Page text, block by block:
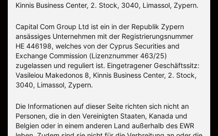
Kinnis Business Center, 2. Stock, 3040, Limassol, Zypern.
Capital Com Group Ltd ist ein in der Republik Zypern
ansässiges Unternehmen mit der Registrierungsnummer
ΗΕ 446198, welches von der Cyprus Securities and
Exchange Commission (Lizenznummer 463/25)
zugelassen und reguliert ist. Eingetragener Geschäftssitz:
Vasileiou Makedonos 8, Kinnis Business Center, 2. Stock,
3040, Limassol, Zypern.
Die Informationen auf dieser Seite richten sich nicht an
Personen, die in den Vereinigten Staaten, Kanada und
Belgien oder in einem anderen Land außerhalb des EWR